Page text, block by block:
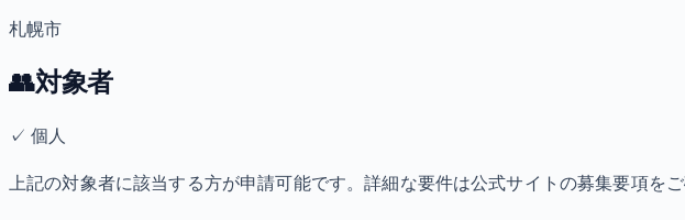
札幌市
👥対象者
✓個人
上記の対象者に該当する方が申請可能です。詳細な要件は公式サイトの募集要項をご